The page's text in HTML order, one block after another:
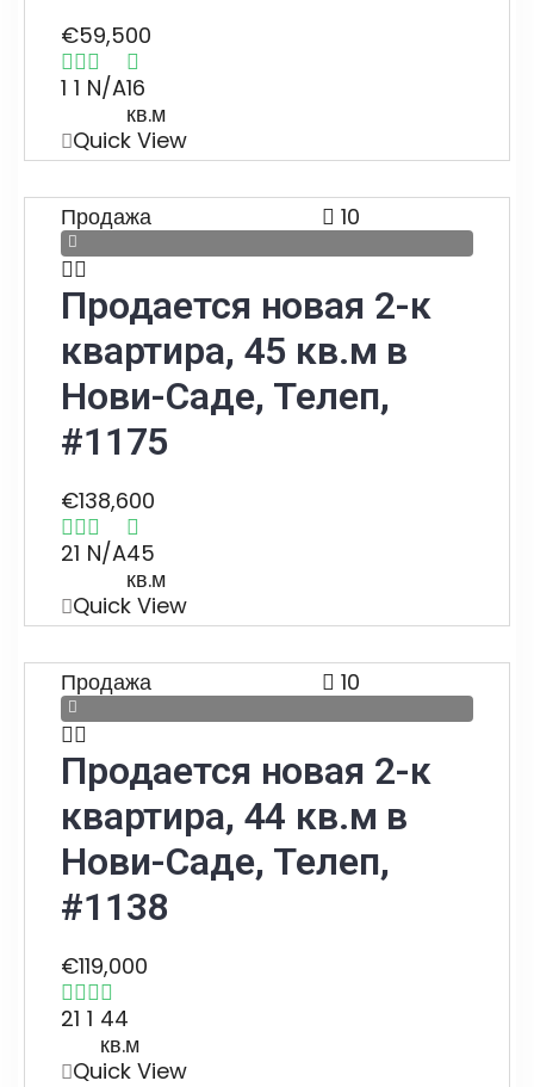
€59,500
1 1 N/A16
кв.м
Quick View
Продажа 10
Продается новая 2-к
квартира, 45 кв.м в
Нови-Саде, Телеп,
#1175
€138,600
21 N/A45
кв.м
Quick View
Продажа 10
Продается новая 2-к
квартира, 44 кв.м в
Нови-Саде, Телеп,
#1138
€119,000
21 1 44
кв.м
Quick View